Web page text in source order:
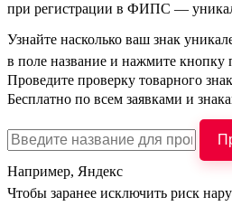
при регистрации в ФИПС —
Узнайте насколько ваш знак
в поле название и нажмите кнопку
Проведите проверку товарного
Бесплатно по всем заявками и
Например, Яндекс
Чтобы заранее исключить риск